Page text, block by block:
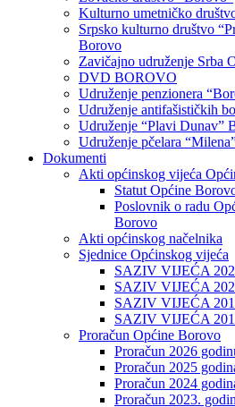
Kulturno umetničko
Srpsko kulturno društvo
Borovo
Zavičajno udruženje Srba
DVD BOROVO
Udruženje penzionera
Udruženje antifašističkih
Udruženje “Plavi Dunav”
Udruženje pčelara
Dokumenti
Akti općinskog vijeća
Statut Općine
Poslovnik o radu
Borovo
Akti općinskog načelnika
Sjednice Općinskog vijeća
SAZIV VIJEĆA
SAZIV VIJEĆA
SAZIV VIJEĆA
SAZIV VIJEĆA
Proračun Općine Borovo
Proračun 2026
Proračun 2025
Proračun 2024
Proračun 2023.